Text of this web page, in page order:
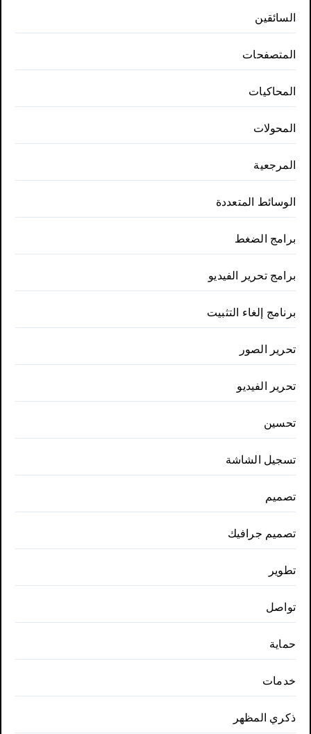
السائقين
المتصفحات
المحاكيات
المحولات
المرجعية
الوسائط المتعددة
برامج الضغط
برامج تحرير الفيديو
برنامج إلغاء التثبيت
تحرير الصور
تحرير الفيديو
تحسين
تسجيل الشاشة
تصميم
تصميم جرافيك
تطوير
تواصل
حماية
خدمات
ذكري المظهر